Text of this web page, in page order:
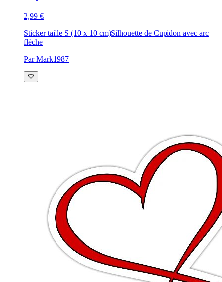
2,99 €
Sticker taille S (10 x 10 cm)Silhouette de Cupidon avec arc
flèche
Par Mark1987